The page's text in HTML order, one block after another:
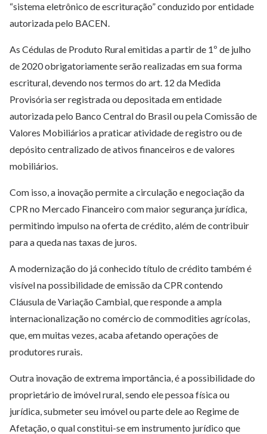
“sistema eletrônico de escrituração” conduzido por entidade
autorizada pelo BACEN.
As Cédulas de Produto Rural emitidas a partir de 1º de julho
de 2020 obrigatoriamente serão realizadas em sua forma
escritural, devendo nos termos do art. 12 da Medida
Provisória ser registrada ou depositada em entidade
autorizada pelo Banco Central do Brasil ou pela Comissão de
Valores Mobiliários a praticar atividade de registro ou de
depósito centralizado de ativos financeiros e de valores
mobiliários.
Com isso, a inovação permite a circulação e negociação da
CPR no Mercado Financeiro com maior segurança jurídica,
permitindo impulso na oferta de crédito, além de contribuir
para a queda nas taxas de juros.
A modernização do já conhecido título de crédito também é
visível na possibilidade de emissão da CPR contendo
Cláusula de Variação Cambial, que responde a ampla
internacionalização no comércio de commodities agrícolas,
que, em muitas vezes, acaba afetando operações de
produtores rurais.
Outra inovação de extrema importância, é a possibilidade do
proprietário de imóvel rural, sendo ele pessoa física ou
jurídica, submeter seu imóvel ou parte dele ao Regime de
Afetação, o qual constitui-se em instrumento jurídico que